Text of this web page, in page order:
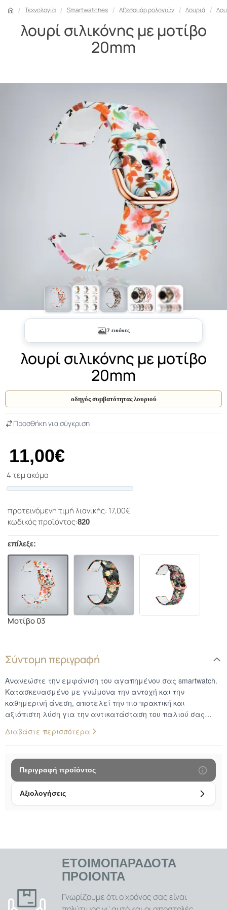
Τεχνολογία Smartwatches Αξεσουάρ ρολογιών Λουριά
λουρί σιλικόνης με μοτίβο
20mm
+3
7 εικόνες
λουρί σιλικόνης με μοτίβο
20mm
οδηγός συμβατότητας λουριού
Σύντομη περιγραφή
Ανανεώστε την εμφάνιση του αγαπημένου σας smartwatch.
Κατασκευασμένο με γνώμονα την αντοχή και την
καθημερινή άνεση, αποτελεί την πιο πρακτική και
αξιόπιστη λύση για την αντικατάσταση του παλιού σας
επιλέξετε:Σιλικόνη Υψηλής Ποιότητας: Εύκαμπτο και φιλικό
προς το δέρμα υλικό, ανθεκτικό στον ιδρώτα, το νερό και τη
φθορά. Είναι η ιδανική επιλογή τόσο για έντονες αθλητικές
δραστηριότητες όσο και για συνεχή καθημερινή
χρήση.Πλούσια Ποικιλία Χρωμάτων: Προσαρμόστε το ρολόι
στη διάθεσή σας. Διατίθεται σε εντυπωσιακές αποχρώσεις
για να ταιριάζει απόλυτα σε κάθε περίσταση.Ασφαλής
Τοποθέτηση: Απόλυτα συμβατό με κάθε ρολόι που δέχεται
λουράκια πλάτους 22mm, προσφέροντας γρήγορη αλλαγή
χωρίς την ανάγκη ειδικών εργαλείων.
Διαβάστε περισσότερα
Περιγραφή προϊόντος
Αξιολογήσεις
11,00€
4 τεμ ακόμα
Προσθήκη για σύγκριση
προτεινόμενη τιμή λιανικής: 17,00€
κωδικός προϊόντος:820
επίλεξε:
Μοτίβο 03
ΕΤΟΙΜΟΠΑΡΑΔΟΤΑ
ΠΡΟΙΟΝΤΑ
Γνωρίζουμε ότι ο χρόνος σας είναι